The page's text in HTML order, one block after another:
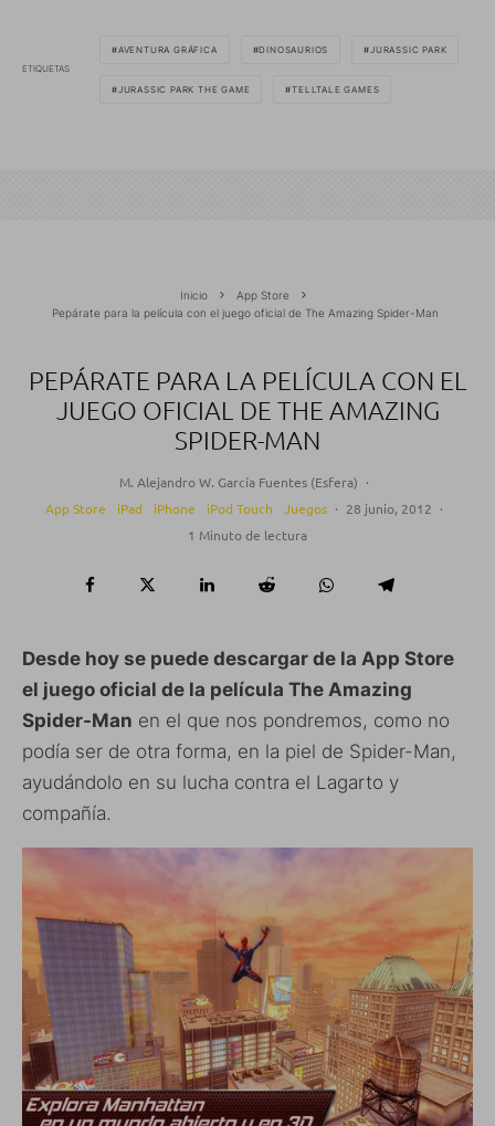
ETIQUETAS
AVENTURA GRÁFICA DINOSAURIOS JURASSIC PARK
JURASSIC PARK THE GAME TELLTALE GAMES
Inicio
App Store
Pepárate para la película con el juego oficial de The Amazing Spider-Man
PEPÁRATE PARA LA PELÍCULA CON EL
JUEGO OFICIAL DE THE AMAZING
SPIDER-MAN
M. Alejandro W. García Fuentes (Esfera) ·
App Store
iPad iPhone iPod Touch Juegos · 28 junio, 2012 ·
1 Minuto de lectura
Desde hoy se puede descargar de la App Store
el juego oficial de la película The Amazing
Spider-Man en el que nos pondremos, como no
podía ser de otra forma, en la piel de Spider-Man,
ayudándolo en su lucha contra el Lagarto y
compañía.